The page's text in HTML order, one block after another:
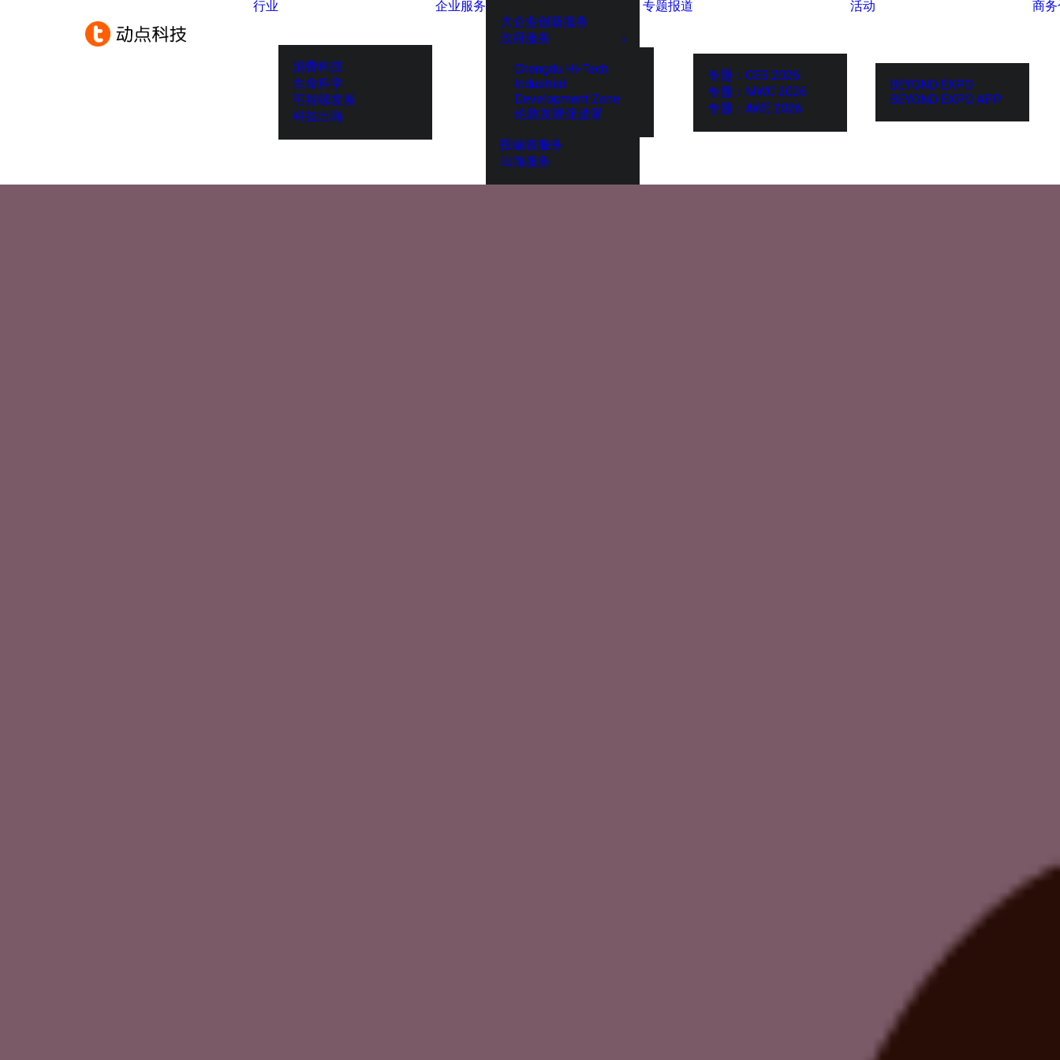
行业
消费科技
生命科学
可持续发展
科技出海
企业服务
大企业创新服务
政府服务
Chengdu Hi-Tech
Industrial
Development Zone
伦敦发展促进署
投融资服务
出海服务
专题报道
专题：CES 2026
专题：MWC 2026
专题：AWE 2026
活动
BEYOND EXPO
BEYOND EXPO APP
商